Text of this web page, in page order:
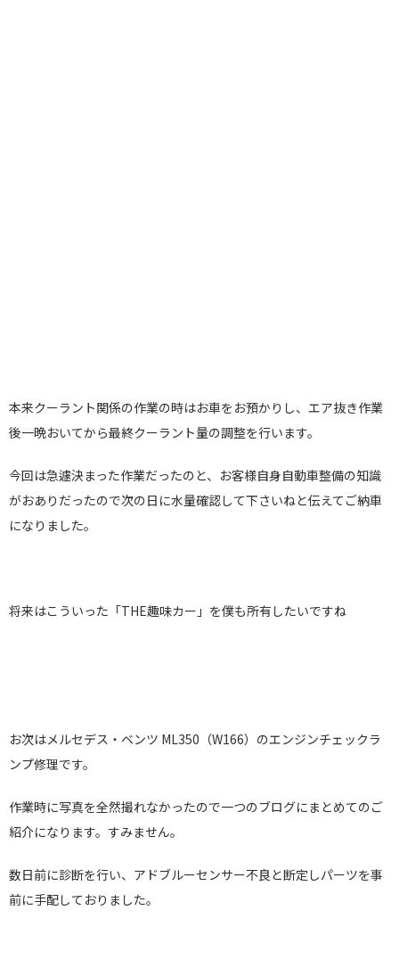
本来クーラント関係の作業の時はお車をお預かりし、エア抜き作業
後一晩おいてから最終クーラント量の調整を行います。
今回は急遽決まった作業だったのと、お客様自身自動車整備の知識
がおありだったので次の日に水量確認して下さいねと伝えてご納車
になりました。
将来はこういった「THE趣味カー」を僕も所有したいですね
お次はメルセデス・ベンツ ML350（W166）のエンジンチェックラ
ンプ修理です。
作業時に写真を全然撮れなかったので一つのブログにまとめてのご
紹介になります。すみません。
数日前に診断を行い、アドブルーセンサー不良と断定しパーツを事
前に手配しておりました。